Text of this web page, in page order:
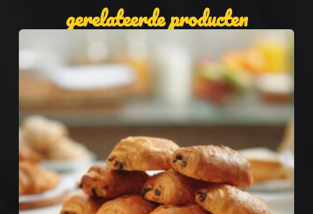
gerelateerde producten